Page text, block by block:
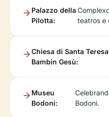
Palazzo della
Pilotta:
teatros e
Chiesa di Santa
Bambin Gesù:
Museu
Bodoni:
Bodoni.